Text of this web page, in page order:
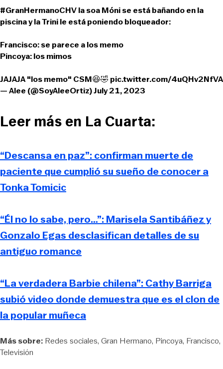
#GranHermanoCHVla soa Móni se está bañando en la
piscina y la Trini le está poniendo bloqueador:
Francisco: se parece a los memo
Pincoya: los mimos
JAJAJA "los memo" CSM😆🤣 pic.twitter.com/4uQHv2NfVA
— Alee (@SoyAleeOrtiz)July 21, 2023
Leer más en La Cuarta:
“Descansa en paz”: confirman muerte de
paciente que cumplió su sueño de conocer a
Tonka Tomicic
“Él no lo sabe, pero…”: Marisela Santibáñez y
Gonzalo Egas desclasifican detalles de su
antiguo romance
“La verdadera Barbie chilena”: Cathy Barriga
subió video donde demuestra que es el clon de
la popular muñeca
Más sobre: Redes sociales Gran Hermano Pincoya Francisco
Televisión